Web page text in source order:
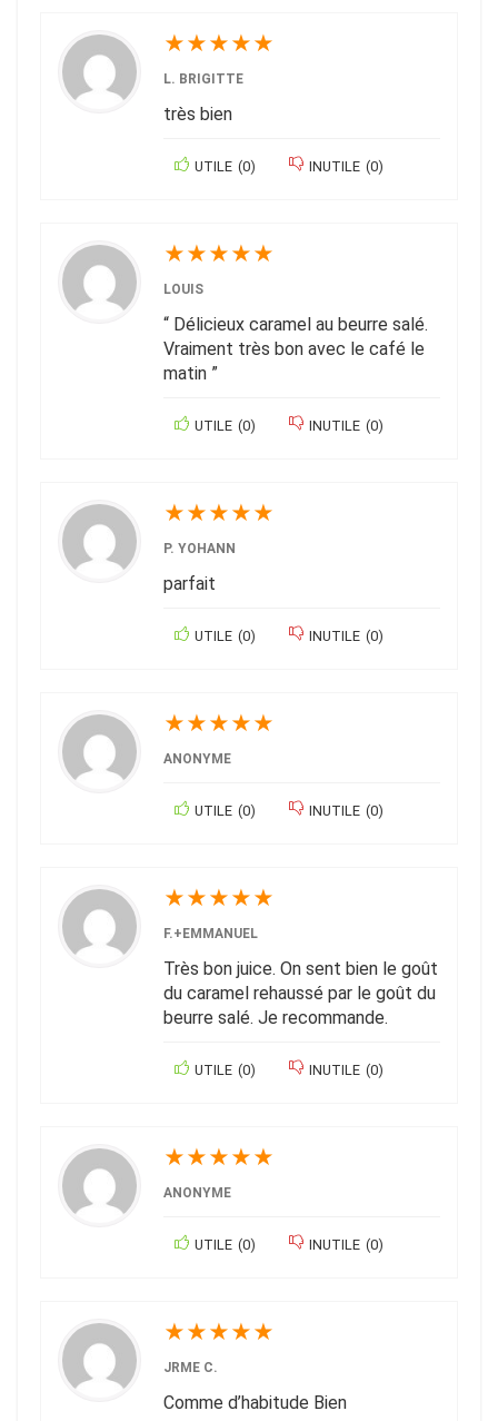
★★★★★
L. BRIGITTE
très bien
UTILE (0) INUTILE (0)
★★★★★
LOUIS
“ Délicieux caramel au beurre salé.
Vraiment très bon avec le café le
matin ”
UTILE (0) INUTILE (0)
★★★★★
P. YOHANN
parfait
UTILE (0) INUTILE (0)
★★★★★
ANONYME
UTILE (0) INUTILE (0)
★★★★★
F.+EMMANUEL
Très bon juice. On sent bien le goût
du caramel rehaussé par le goût du
beurre salé. Je recommande.
UTILE (0) INUTILE (0)
★★★★★
ANONYME
UTILE (0) INUTILE (0)
★★★★★
JRME C.
Comme d’habitude Bien